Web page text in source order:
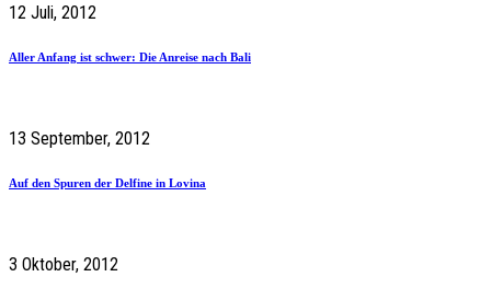
12 Juli, 2012
Aller Anfang ist schwer: Die Anreise nach Bali
13 September, 2012
Auf den Spuren der Delfine in Lovina
3 Oktober, 2012